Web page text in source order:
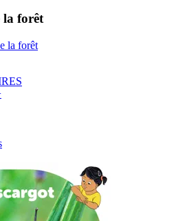
la forêt
la forêt